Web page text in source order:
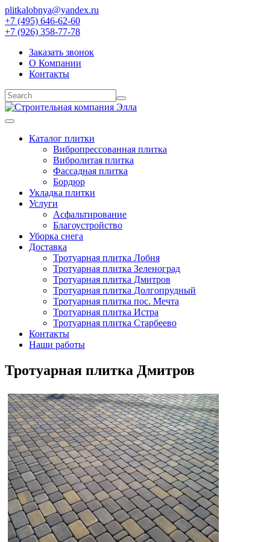
plitkalobnya@yandex.ru
+7 (495) 646-62-60
+7 (926) 358-77-78
Заказать звонок
О Компании
Контакты
Каталог плитки
Вибропрессованная плитка
Вибролитая плитка
Фассадная плитка
Бордюр
Укладка плитки
Услуги
Асфальтирование
Благоустройство
Уборка снега
Доставка
Тротуарная плитка Лобня
Тротуарная плитка Зеленоград
Тротуарная плитка Дмитров
Тротуарная плитка Долгопрудный
Тротуарная плитка пос. Мечта
Тротуарная плитка Истра
Тротуарная плитка Старбеево
Контакты
Наши работы
Тротуарная плитка Дмитров